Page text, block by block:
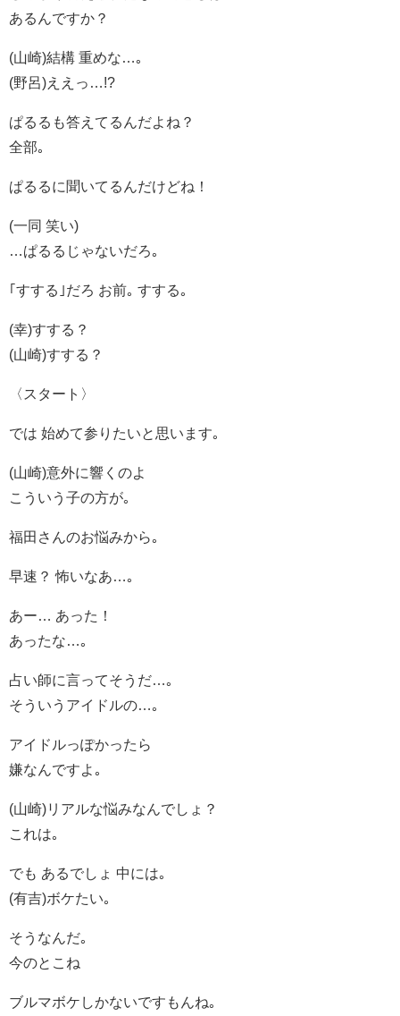
あるんですか？
(山崎)結構 重めな…｡
(野呂)ええっ…!?
ぱるるも答えてるんだよね？
全部｡
ぱるるに聞いてるんだけどね！
(一同 笑い)
…ぱるるじゃないだろ｡
｢すする｣だろ お前｡ すする｡
(幸)すする？
(山崎)すする？
〈スタート〉
では 始めて参りたいと思います｡
(山崎)意外に響くのよ
こういう子の方が｡
福田さんのお悩みから｡
早速？ 怖いなあ…｡
あー… あった！
あったな…｡
占い師に言ってそうだ…｡
そういうアイドルの…｡
アイドルっぽかったら
嫌なんですよ｡
(山崎)リアルな悩みなんでしょ？
これは｡
でも あるでしょ 中には｡
(有吉)ボケたい｡
そうなんだ｡
今のとこね
ブルマボケしかないですもんね｡